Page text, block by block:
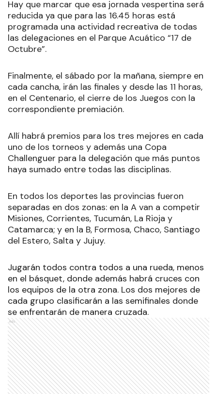
Hay que marcar que esa jornada vespertina será
reducida ya que para las 16.45 horas está
programada una actividad recreativa de todas
las delegaciones en el Parque Acuático “17 de
Octubre”.
Finalmente, el sábado por la mañana, siempre en
cada cancha, irán las finales y desde las 11 horas,
en el Centenario, el cierre de los Juegos con la
correspondiente premiación.
Allí habrá premios para los tres mejores en cada
uno de los torneos y además una Copa
Challenguer para la delegación que más puntos
haya sumado entre todas las disciplinas.
En todos los deportes las provincias fueron
separadas en dos zonas: en la A van a competir
Misiones, Corrientes, Tucumán, La Rioja y
Catamarca; y en la B, Formosa, Chaco, Santiago
del Estero, Salta y Jujuy.
Jugarán todos contra todos a una rueda, menos
en el básquet, donde además habrá cruces con
los equipos de la otra zona. Los dos mejores de
cada grupo clasificarán a las semifinales donde
se enfrentarán de manera cruzada.
Ads